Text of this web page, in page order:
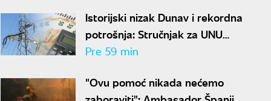
Istorijski nizak Dunav i rekordna
potrošnja: Stručnjak za UNU
otkriva kako uštedeti struju
Pre 59 min
"Ovu pomoć nikada nećemo